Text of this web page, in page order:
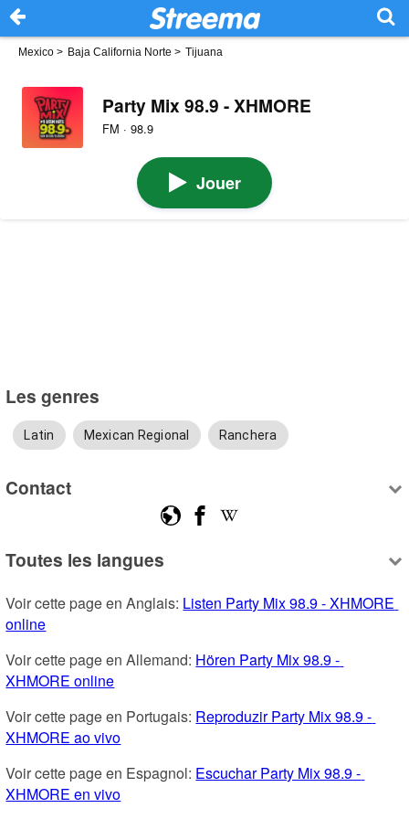
Mexico > Baja California Norte > Tijuana
Party Mix 98.9 - XHMORE
FM · 98.9
Jouer
Les genres
Latin Mexican Regional Ranchera
Contact
Toutes les langues
Voir cette page en Anglais: Listen Party Mix 98.9 - XHMORE
online
Voir cette page en Allemand: Hören Party Mix 98.9 -
XHMORE online
Voir cette page en Portugais: Reproduzir Party Mix 98.9 -
XHMORE ao vivo
Voir cette page en Espagnol: Escuchar Party Mix 98.9 -
XHMORE en vivo